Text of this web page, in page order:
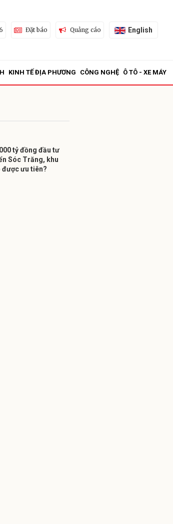
Đặt báo Quảng cáo English
KINH TẾ ĐỊA PHƯƠNG CÔNG NGHỆ Ô TÔ - XE MÁY
tỷ đồng đầu tư
Sóc Trăng, khu
được ưu tiên?